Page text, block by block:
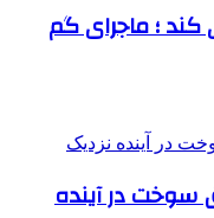
؛ ماجرای گم
سوخت در آینده